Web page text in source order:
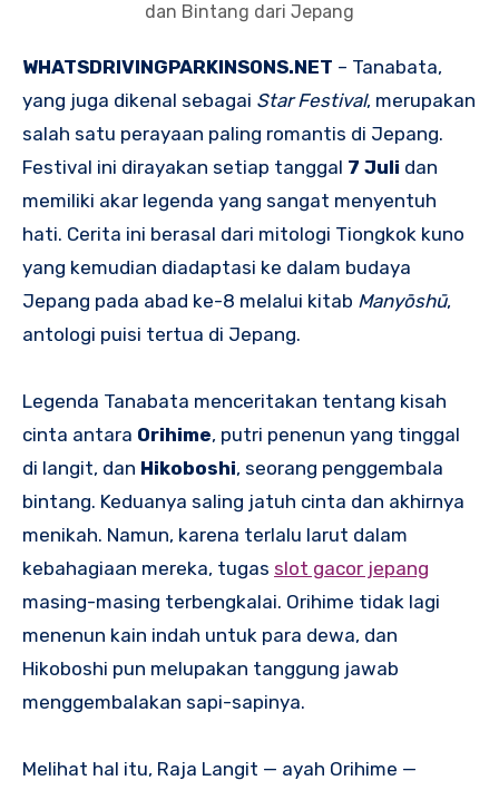
dan Bintang dari Jepang
WHATSDRIVINGPARKINSONS.NET – Tanabata,
yang juga dikenal sebagai Star Festival, merupakan
salah satu perayaan paling romantis di Jepang.
Festival ini dirayakan setiap tanggal 7 Juli dan
memiliki akar legenda yang sangat menyentuh
hati. Cerita ini berasal dari mitologi Tiongkok kuno
yang kemudian diadaptasi ke dalam budaya
Jepang pada abad ke-8 melalui kitab Manyōshū,
antologi puisi tertua di Jepang.
Legenda Tanabata menceritakan tentang kisah
cinta antara Orihime, putri penenun yang tinggal
di langit, dan Hikoboshi, seorang penggembala
bintang. Keduanya saling jatuh cinta dan akhirnya
menikah. Namun, karena terlalu larut dalam
kebahagiaan mereka, tugas slot gacor jepang
masing-masing terbengkalai. Orihime tidak lagi
menenun kain indah untuk para dewa, dan
Hikoboshi pun melupakan tanggung jawab
menggembalakan sapi-sapinya.
Melihat hal itu, Raja Langit — ayah Orihime —